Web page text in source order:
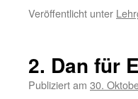
Veröffentlicht unter
2. Dan für
Publiziert am 30.